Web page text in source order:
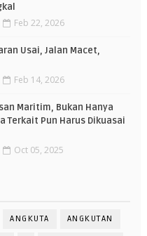
Feb 22, 2026
Usai, Jalan Macet,
Feb 14, 2026
Maritim, Bukan Hanya
Terkait Pun Harus Dikuasai
Oct 05, 2025
ANGKUTA ANGKUTAN